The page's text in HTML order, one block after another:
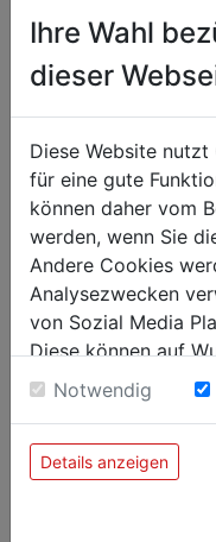
Ihre Wahl
dieser
Diese Website
für eine gute
können daher vom
werden, wenn Sie
Andere Cookies
Analysezwecken
von Sozial Media
Diese können auf
sie unsere Webseite
Einwilligung zu
Notwendig
Details anzeigen